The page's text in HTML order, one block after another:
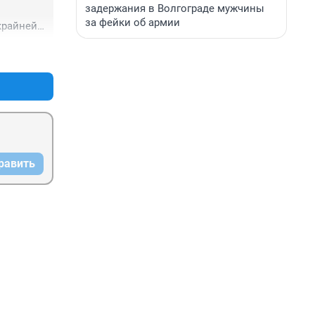
не
задержания в Волгограде мужчины
за фейки об армии